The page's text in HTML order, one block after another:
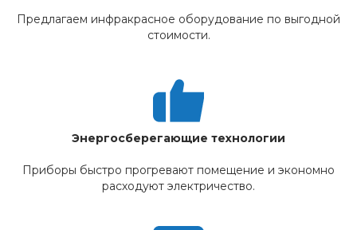
Предлагаем инфракрасное оборудование по выгодной
стоимости.
Энергосберегающие технологии
Приборы быстро прогревают помещение и экономно
расходуют электричество.